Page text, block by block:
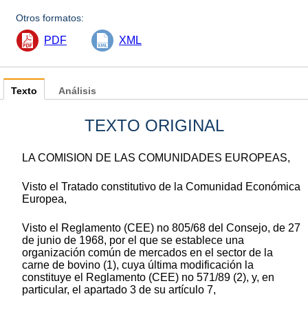
Otros formatos:
PDF XML
Texto
TEXTO ORIGINAL
LA COMISION DE LAS COMUNIDADES EUROPEAS,
Visto el Tratado constitutivo de la Comunidad Económica
Europea,
Visto el Reglamento (CEE) no 805/68 del Consejo, de 27
de junio de 1968, por el que se establece una
organización común de mercados en el sector de la
carne de bovino (1), cuya última modificación la
constituye el Reglamento (CEE) no 571/89 (2), y, en
particular, el apartado 3 de su artículo 7,
Análisis